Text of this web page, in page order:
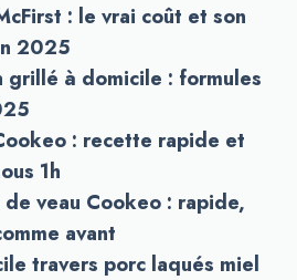
: le vrai coût et son
2025
grillé à domicile : formules
: recette rapide et
1h
veau Cookeo : rapide,
avant
travers porc laqués miel